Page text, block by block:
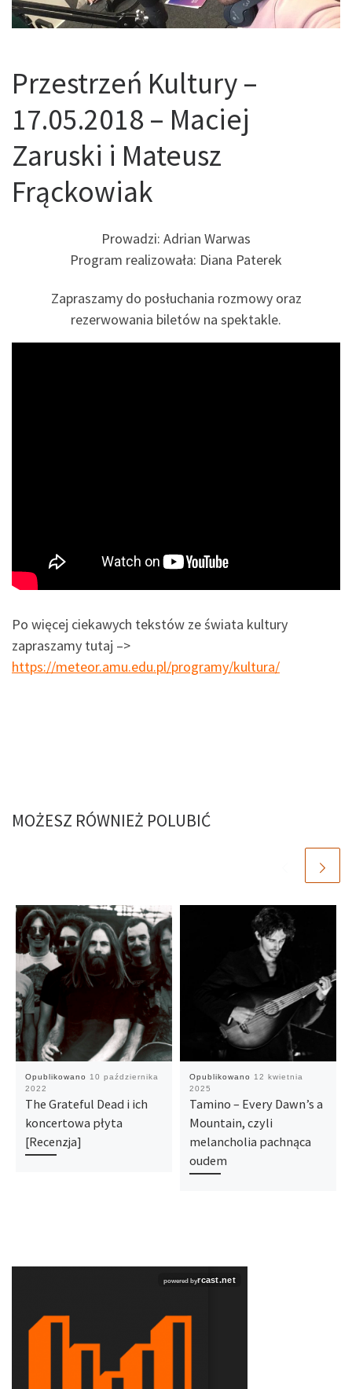
Przestrzeń Kultury –
17.05.2018 – Maciej
Zaruski i Mateusz
Frąckowiak
Prowadzi: Adrian Warwas
Program realizowała: Diana Paterek
Zapraszamy do posłuchania rozmowy oraz
rezerwowania biletów na spektakle.
Po więcej ciekawych tekstów ze świata kultury
zapraszamy tutaj –>
https://meteor.amu.edu.pl/programy/kultura/
MOŻESZ RÓWNIEŻ POLUBIĆ
Opublikowano
10 października
2022
The Grateful Dead i ich
koncertowa płyta
[Recenzja]
Opublikowano
12 kwietnia
2025
Tamino – Every Dawn’s a
Mountain, czyli
melancholia pachnąca
oudem